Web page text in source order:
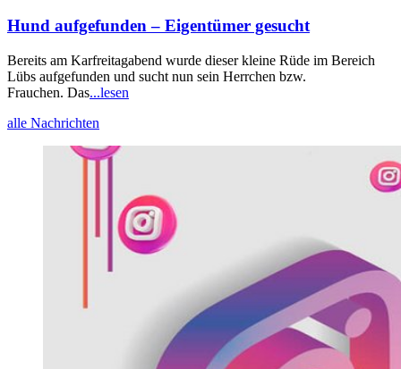
Hund aufgefunden – Eigentümer gesucht
Bereits am Karfreitagabend wurde dieser kleine Rüde im Bereich
Lübs aufgefunden und sucht nun sein Herrchen bzw.
Frauchen. Das...lesen
alle Nachrichten